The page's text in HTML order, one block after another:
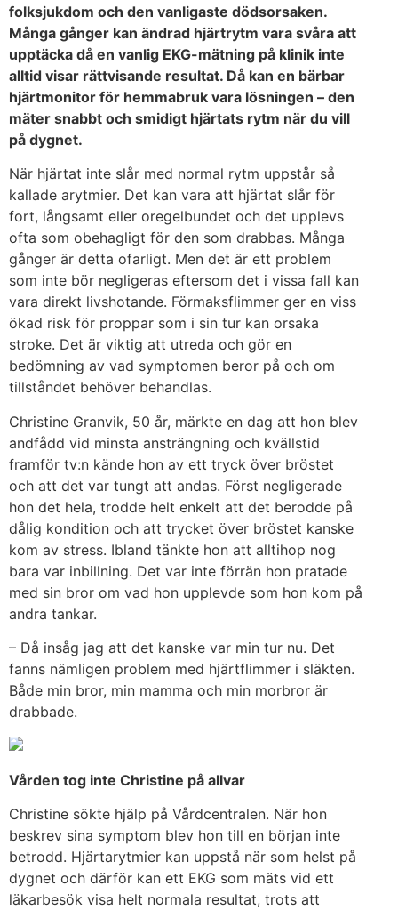
folksjukdom och den vanligaste dödsorsaken.
Många gånger kan ändrad hjärtrytm vara svåra att
upptäcka då en vanlig EKG-mätning på klinik inte
alltid visar rättvisande resultat. Då kan en bärbar
hjärtmonitor för hemmabruk vara lösningen – den
mäter snabbt och smidigt hjärtats rytm när du vill
på dygnet.
När hjärtat inte slår med normal rytm uppstår så
kallade arytmier. Det kan vara att hjärtat slår för
fort, långsamt eller oregelbundet och det upplevs
ofta som obehagligt för den som drabbas. Många
gånger är detta ofarligt. Men det är ett problem
som inte bör negligeras eftersom det i vissa fall kan
vara direkt livshotande. Förmaksflimmer ger en viss
ökad risk för proppar som i sin tur kan orsaka
stroke. Det är viktig att utreda och gör en
bedömning av vad symptomen beror på och om
tillståndet behöver behandlas.
Christine Granvik, 50 år, märkte en dag att hon blev
andfådd vid minsta ansträngning och kvällstid
framför tv:n kände hon av ett tryck över bröstet
och att det var tungt att andas. Först negligerade
hon det hela, trodde helt enkelt att det berodde på
dålig kondition och att trycket över bröstet kanske
kom av stress. Ibland tänkte hon att alltihop nog
bara var inbillning. Det var inte förrän hon pratade
med sin bror om vad hon upplevde som hon kom på
andra tankar.
– Då insåg jag att det kanske var min tur nu. Det
fanns nämligen problem med hjärtflimmer i släkten.
Både min bror, min mamma och min morbror är
drabbade.
Vården tog inte Christine på allvar
Christine sökte hjälp på Vårdcentralen. När hon
beskrev sina symptom blev hon till en början inte
betrodd. Hjärtarytmier kan uppstå när som helst på
dygnet och därför kan ett EKG som mäts vid ett
läkarbesök visa helt normala resultat, trots att